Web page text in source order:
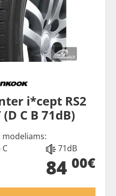
i*cept RS2
C B 71dB)
C 71dB
84 00€